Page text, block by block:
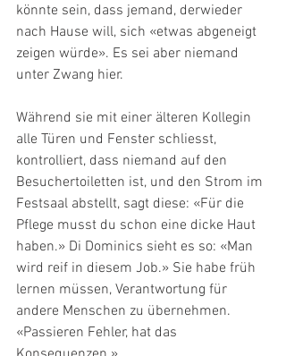
könnte sein, dass jemand, derwieder
nach Hause will, sich «etwas abgeneigt
zeigen würde». Es sei aber niemand
unter Zwang hier.
Während sie mit einer älteren Kollegin
alle Türen und Fenster schliesst,
kontrolliert, dass niemand auf den
Besuchertoiletten ist, und den Strom im
Festsaal abstellt, sagt diese: «Für die
Pflege musst du schon eine dicke Haut
haben.» Di Dominics sieht es so: «Man
wird reif in diesem Job.» Sie habe früh
lernen müssen, Verantwortung für
andere Menschen zu übernehmen.
«Passieren Fehler, hat das